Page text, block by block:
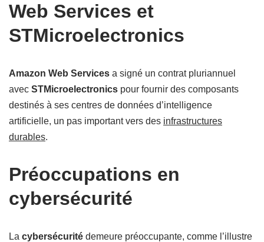
Web Services et
STMicroelectronics
Amazon Web Services a signé un contrat pluriannuel
avec STMicroelectronics pour fournir des composants
destinés à ses centres de données d’intelligence
artificielle, un pas important vers des infrastructures
durables.
Préoccupations en
cybersécurité
La cybersécurité demeure préoccupante, comme l’illustre